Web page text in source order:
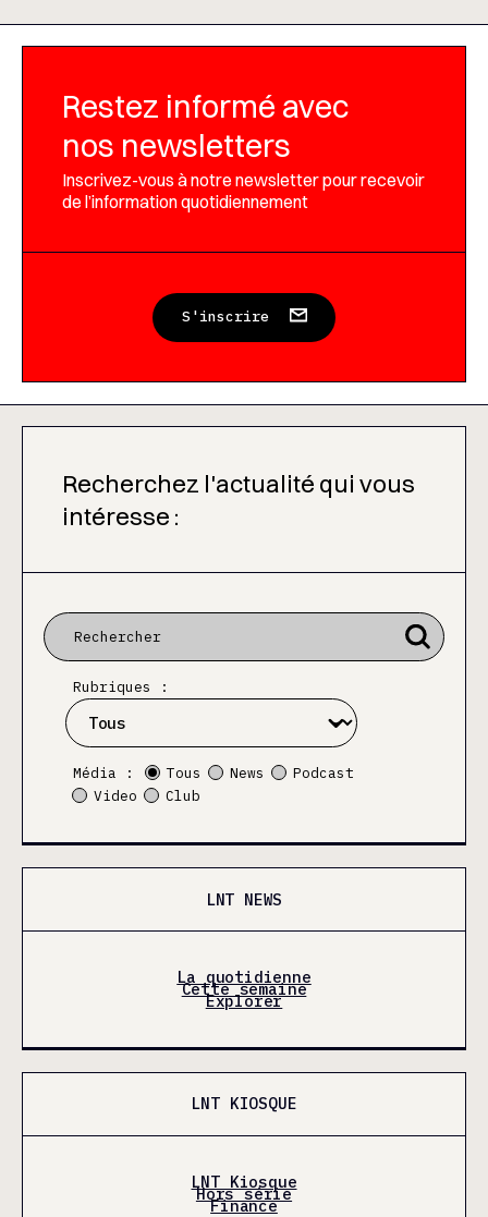
Restez informé avec
nos newsletters
Inscrivez-vous à notre newsletter pour recevoir
de l’information quotidiennement
S'inscrire
Recherchez l'actualité qui vous
intéresse :
Rubriques :
Média : Tous News
Podcast
Video
Club
LNT NEWS
La quotidienne
Cette semaine
Explorer
LNT KIOSQUE
LNT Kiosque
Hors série
Finance